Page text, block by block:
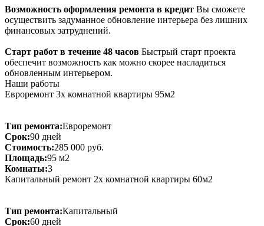
Возможность оформления ремонта в кредит Вы сможете
осуществить задуманное обновление интерьера без лишних
финансовых затруднений.
Старт работ в течение 48 часов Быстрый старт проекта
обеспечит возможность как можно скорее насладиться
обновленным интерьером.
Наши работы
Евроремонт 3х комнатной квартиры 95м2
Тип ремонта:Евроремонт
Срок:90 дней
Стоимость:285 000 руб.
Площадь:95 м2
Комнаты:3
Капитальный ремонт 2х комнатной квартиры 60м2
Тип ремонта:Капитальный
Срок:60 дней